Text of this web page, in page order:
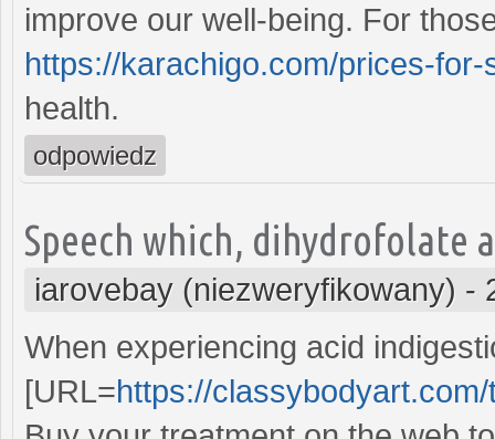
improve our well-being. For
https://karachigo.com/prices-for-
health.
odpowiedz
Speech which, dihydrofolate
iarovebay (niezweryfikowany) -
When experiencing acid
[URL=https://